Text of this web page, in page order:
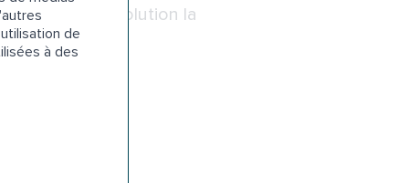
de
à des
proposer la solution la